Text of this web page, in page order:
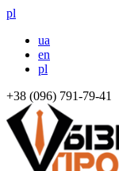
pl
ua
en
pl
+38 (096) 791-79-41